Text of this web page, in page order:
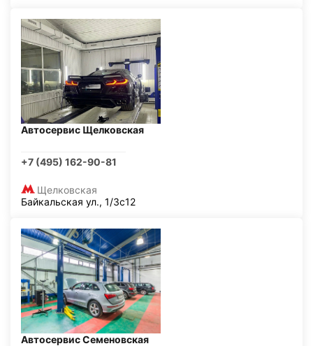
Автосервис Щелковская
+7 (495) 162-90-81
Щелковская
Байкальская ул., 1/3с12
Автосервис Семеновская